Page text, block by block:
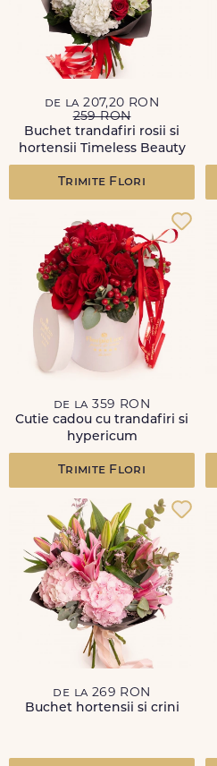
de la 207,20 RON
259 RON
Buchet trandafiri rosii si
hortensii Timeless Beauty
Trimite Flori
de la 359 RON
Cutie cadou cu trandafiri si
hypericum
Trimite Flori
de la 269 RON
Buchet hortensii si crini